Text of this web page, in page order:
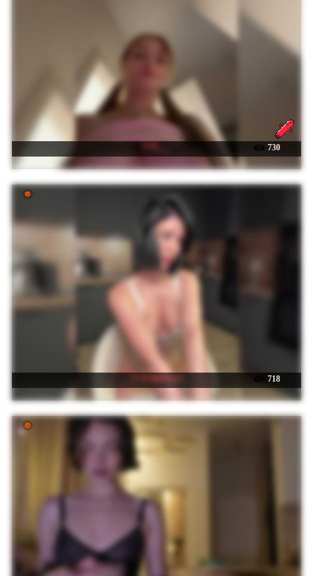
730
☉ Kaspiskaya 718